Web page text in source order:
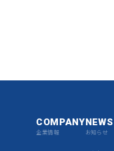
COMPANY
企業情報
NEWS
お知らせ